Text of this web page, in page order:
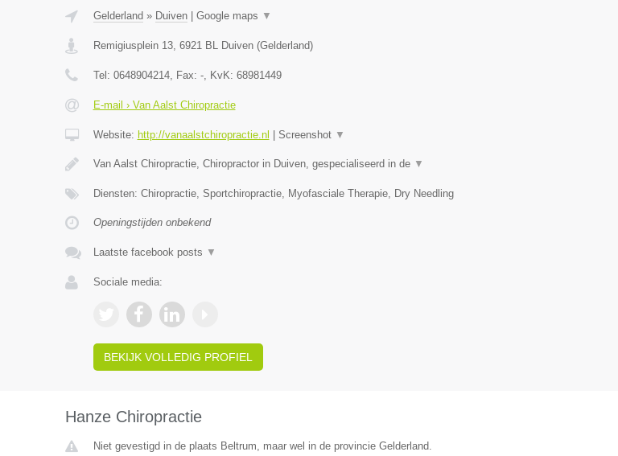
Gelderland » Duiven| Google maps ▼
Remigiusplein 13, 6921 BL Duiven(Gelderland)
Tel: 0648904214, Fax: -, KvK: 68981449
E-mail › Van Aalst Chiropractie
Website: http://vanaalstchiropractie.nl Screenshot ▼
Van Aalst Chiropractie, Chiropractor in Duiven, gespecialiseerd in de ▼
Diensten: Chiropractie, Sportchiropractie, Myofasciale Therapie, Dry Needling
Openingstijden onbekend
Laatste facebook posts ▼
Sociale media:
BEKIJK VOLLEDIG PROFIEL
Hanze Chiropractie
Niet gevestigd in de plaats Beltrum, maar wel in de provincie Gelderland.